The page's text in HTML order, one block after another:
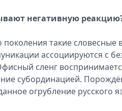
негативную
такие
ассоциируются с
сленг
субординацией.
огрубление русского